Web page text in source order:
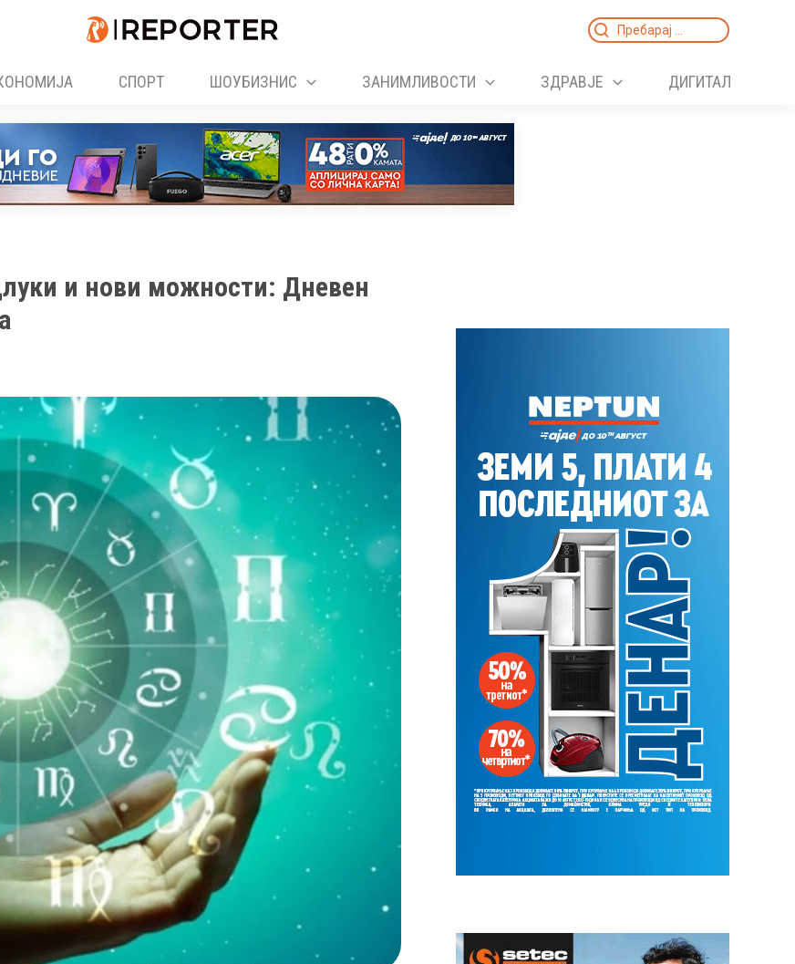
Search
СПОРТ ШОУБИЗНИС ЗАНИМЛИВОСТИ ЗДРАВЈЕ ДИГИТАЛ
и нови можности: Дневен